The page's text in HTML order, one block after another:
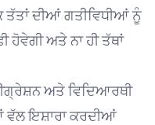
ਤੱਤਾਂ ਦੀਆਂ ਗਤੀਵਿਧੀਆਂ ਨੂੰ
ਹੋਵੇਗੀ ਅਤੇ ਨਾ ਹੀ ਤੱਥਾਂ
ਅਤੇ ਵਿਦਿਆਰਥੀ
ਵੱਲ ਇਸ਼ਾਰਾ ਕਰਦੀਆਂ